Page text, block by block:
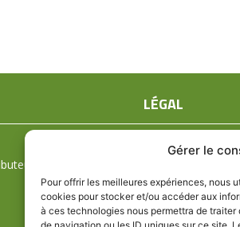
Gérer le
Pour offrir les meilleures expériences, nous
cookies pour stocker et/ou accéder aux
à ces technologies nous permettra de
LÉGAL
Mentions légales
Politique de
Politique de